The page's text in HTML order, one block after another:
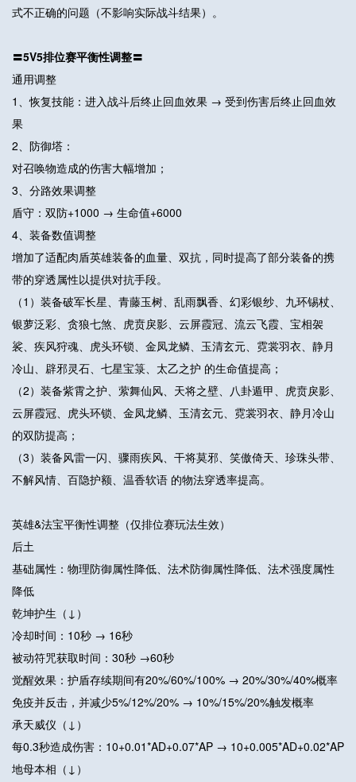
式不正确的问题（不影响实际战斗结果）。
〓5V5排位赛平衡性调整〓
通用调整
1、恢复技能：进入战斗后终止回血效果 → 受到伤害后终止回血效
果
2、防御塔：
对召唤物造成的伤害大幅增加；
3、分路效果调整
盾守：双防+1000 → 生命值+6000
4、装备数值调整
增加了适配肉盾英雄装备的血量、双抗，同时提高了部分装备的携
带的穿透属性以提供对抗手段。
（1）装备破军长星、青藤玉树、乱雨飘香、幻彩银纱、九环锡杖、
银萝泛彩、贪狼七煞、虎贲戾影、云屏霞冠、流云飞霞、宝相袈
裟、疾风狩魂、虎头环锁、金凤龙鳞、玉清玄元、霓裳羽衣、静月
冷山、辟邪灵石、七星宝箓、太乙之护 的生命值提高；
（2）装备紫霄之护、萦舞仙风、天将之壁、八卦遁甲、虎贲戾影、
云屏霞冠、虎头环锁、金凤龙鳞、玉清玄元、霓裳羽衣、静月冷山
的双防提高；
（3）装备风雷一闪、骤雨疾风、干将莫邪、笑傲倚天、珍珠头带、
不解风情、百隐护额、温香软语 的物法穿透率提高。
英雄&法宝平衡性调整（仅排位赛玩法生效）
后土
基础属性：物理防御属性降低、法术防御属性降低、法术强度属性
降低
乾坤护生（↓）
冷却时间：10秒 → 16秒
被动符咒获取时间：30秒 →60秒
觉醒效果：护盾存续期间有20%/60%/100% → 20%/30%/40%概率
免疫并反击，并减少5%/12%/20% → 10%/15%/20%触发概率
承天威仪（↓）
每0.3秒造成伤害：10+0.01*AD+0.07*AP → 10+0.005*AD+0.02*AP
地母本相（↓）